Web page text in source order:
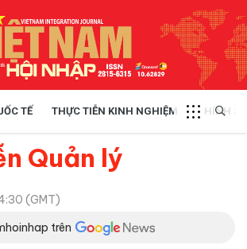
TẾ THỰC TIỄN KINH NGHIỆM CHÍNH
Quản lý
(GMT)
trên